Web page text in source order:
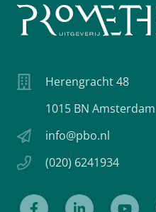
Herengracht 48
1015 BN Amsterdam
info@pbo.nl
(020) 6241934